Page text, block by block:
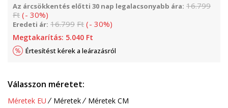
Az árcsökkentés előtti 30 nap legalacsonyabb ára: 16.799
Ft (- 30%)
Eredeti ár: 16.799 Ft (- 30%)
Megtakarítás: 5.040 Ft
Értesítést kérek a leárazásról
Válasszon méretet:
Méretek EU Méretek Méretek CM